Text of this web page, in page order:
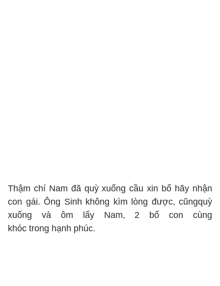
Thậm chí Nam đã quỳ xuống cầu xin bố hãy nhận
con gái. Ông Sinh không kìm lòng được, cũngquỳ
xuống và ôm lấy Nam, 2 bố con cùng
khóc trong hạnh phúc.